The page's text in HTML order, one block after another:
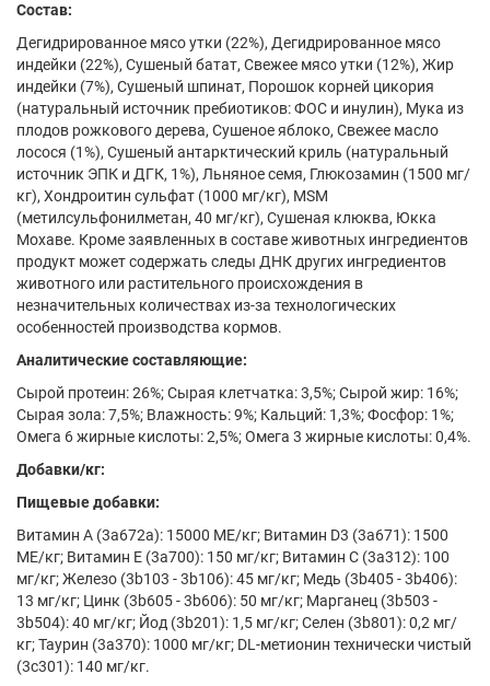
Состав:
Дегидрированное мясо утки (22%), Дегидрированное мясо
индейки (22%), Сушеный батат, Свежее мясо утки (12%), Жир
индейки (7%), Сушеный шпинат, Порошок корней цикория
(натуральный источник пребиотиков: ФОС и инулин), Мука из
плодов рожкового дерева, Сушеное яблоко, Свежее масло
лосося (1%), Сушеный антарктический криль (натуральный
источник ЭПК и ДГК, 1%), Льняное семя, Глюкозамин (1500 мг/
кг), Хондроитин сульфат (1000 мг/кг), MSM
(метилсульфонилметан, 40 мг/кг), Сушеная клюква, Юкка
Мохаве. Кроме заявленных в составе животных ингредиентов
продукт может содержать следы ДНК других ингредиентов
животного или растительного происхождения в
незначительных количествах из-за технологических
особенностей производства кормов.
Аналитические составляющие:
Сырой протеин: 26%; Сырая клетчатка: 3,5%; Сырой жир: 16%;
Сырая зола: 7,5%; Влажность: 9%; Кальций: 1,3%; Фосфор: 1%;
Омега 6 жирные кислоты: 2,5%; Омега 3 жирные кислоты: 0,4%.
Добавки/кг:
Пищевые добавки:
Витамин А (3а672а): 15000 МЕ/кг; Витамин D3 (3а671): 1500
МЕ/кг; Витамин Е (3а700): 150 мг/кг; Витамин С (3а312): 100
мг/кг; Железо (3b103 - 3b106): 45 мг/кг; Медь (3b405 - 3b406):
13 мг/кг; Цинк (3b605 - 3b606): 50 мг/кг; Марганец (3b503 -
3b504): 40 мг/кг; Йод (3b201): 1,5 мг/кг; Селен (3b801): 0,2 мг/
кг; Таурин (3a370): 1000 мг/кг; DL-метионин технически чистый
(3c301): 140 мг/кг.